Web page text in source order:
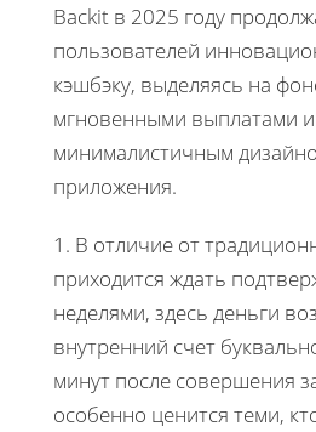
Backit в 2025 году
пользователей
кэшбэку, выделяясь на
мгновенными выплатами и
минималистичным
приложения.
1. В отличие от
приходится ждать
неделями, здесь деньги
внутренний счет
минут после совершения
особенно ценится теми,